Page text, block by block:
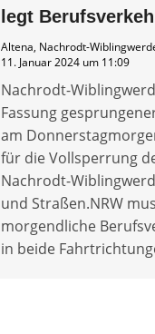
legt
Altena, Nachrodt-
11. Januar 2024 um 11:09
Nachrodt-
Fassung
am
für die Vollsperrung
Nachrodt-
und Straßen.NRW
morgendliche
in beide